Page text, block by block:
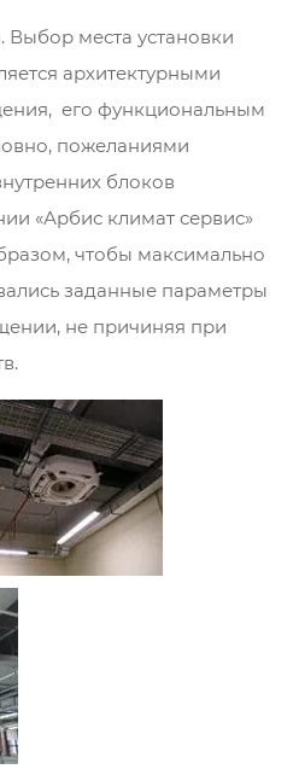
места установки
архитектурными
его функциональным
пожеланиями
блоков
«Арбис климат сервис»
чтобы максимально
заданные параметры
не причиняя при